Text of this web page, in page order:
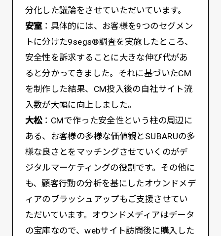
分化した議論をさせていただいています。
安室：具体的には、お客様を9つのセグメン
トに分けた9segs®調査を実施したところ、
安全性を訴求することに大きな伸び代があ
ると分かってきました。それに基づいたCM
を制作した結果、CM投入後の自社サイト流
入数が大幅に向上しました。
大松：CMで作った安全性という柱の周辺に
ある、お客様の多様な価値観とSUBARUの多
様な良さとをマッチングさせていくのがデ
ジタルマーケティングの役割です。その他に
も、顧客行動の分析を基にしたオウンドメデ
ィアのブラッシュアップもご支援させてい
ただいています。オウンドメディアはデータ
の宝庫なので、webサイト訪問後に購入した